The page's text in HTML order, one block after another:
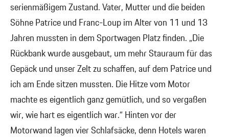
serienmäßigem Zustand. Vater, Mutter und die beiden
Söhne Patrice und Franc-Loup im Alter von 11 und 13
Jahren mussten in dem Sportwagen Platz finden. „Die
Rückbank wurde ausgebaut, um mehr Stauraum für das
Gepäck und unser Zelt zu schaffen, auf dem Patrice und
ich am Ende sitzen mussten. Die Hitze vom Motor
machte es eigentlich ganz gemütlich, und so vergaßen
wir, wie hart es eigentlich war.“ Hinten vor der
Motorwand lagen vier Schlafsäcke, denn Hotels waren